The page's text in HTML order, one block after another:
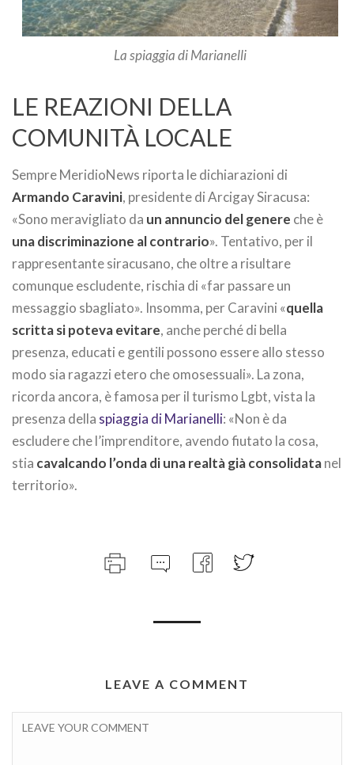
La spiaggia di Marianelli
LE REAZIONI DELLA
COMUNITÀ LOCALE
Sempre MeridioNews riporta le dichiarazioni di
Armando Caravini, presidente di Arcigay Siracusa:
«Sono meravigliato da un annuncio del genere che è
una discriminazione al contrario». Tentativo, per il
rappresentante siracusano, che oltre a risultare
comunque escludente, rischia di «far passare un
messaggio sbagliato». Insomma, per Caravini «quella
scritta si poteva evitare, anche perché di bella
presenza, educati e gentili possono essere allo stesso
modo sia ragazzi etero che omosessuali». La zona,
ricorda ancora, è famosa per il turismo Lgbt, vista la
presenza della spiaggia di Marianelli: «Non è da
escludere che l’imprenditore, avendo fiutato la cosa,
stia cavalcando l’onda di una realtà già consolidatanel
territorio».
LEAVE A COMMENT